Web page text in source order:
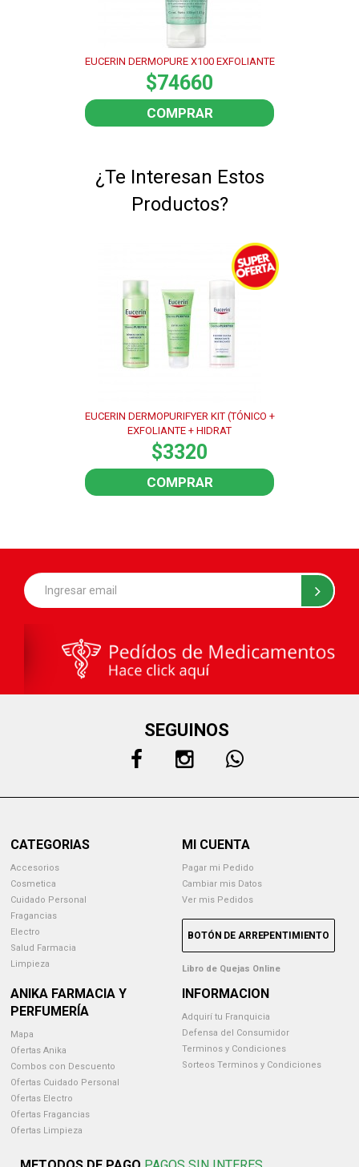
EUCERIN DERMOPURE X100 EXFOLIANTE
$74660
COMPRAR
¿Te Interesan Estos
Productos?
EUCERIN DERMOPURIFYER KIT (TÓNICO +
EXFOLIANTE + HIDRAT
$3320
COMPRAR
SEGUINOS
CATEGORIAS
Accesorios
Cosmetica
Cuidado Personal
Fragancias
Electro
Salud Farmacia
Limpieza
MI CUENTA
Pagar mi Pedido
Cambiar mis Datos
Ver mis Pedidos
BOTÓN DE ARREPENTIMIENTO
Libro de Quejas Online
ANIKA FARMACIA Y
PERFUMERÍA
Mapa
Ofertas Anika
Combos con Descuento
Ofertas Cuidado Personal
Ofertas Electro
Ofertas Fragancias
Ofertas Limpieza
INFORMACION
Adquirí tu Franquicia
Defensa del Consumidor
Terminos y Condiciones
Sorteos Terminos y Condiciones